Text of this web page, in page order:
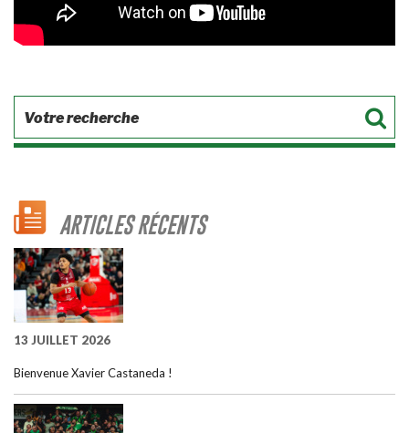
ARTICLES RÉCENTS
13 JUILLET 2026
Bienvenue Xavier Castaneda !